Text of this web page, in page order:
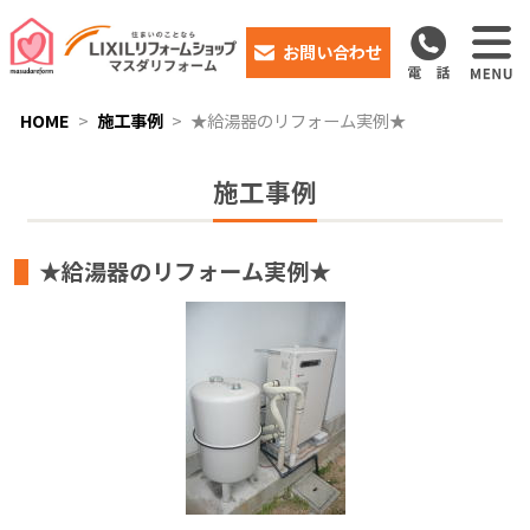
お問い合わせ
HOME 施工事例 ★給湯器のリフォーム実例★
施工事例
★給湯器のリフォーム実例★